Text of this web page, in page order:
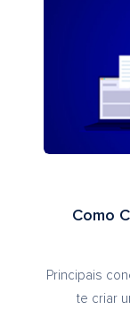
Como
Principais
te criar